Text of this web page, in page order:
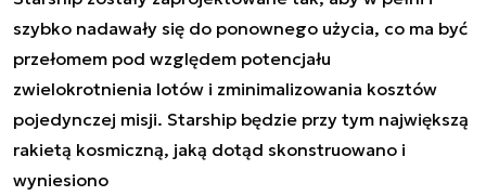
szybko nadawały się do ponownego użycia, co ma być
przełomem pod względem potencjału
zwielokrotnienia lotów i zminimalizowania kosztów
pojedynczej misji. Starship będzie przy tym największą
rakietą kosmiczną, jaką dotąd skonstruowano i
wyniesiono